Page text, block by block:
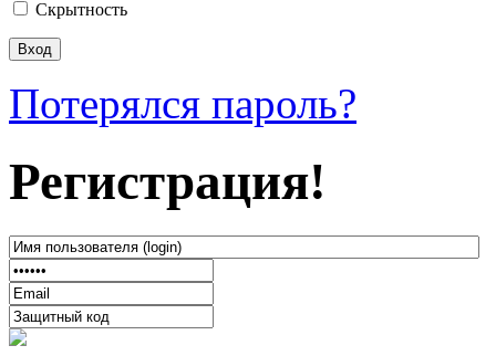
Скрытность
Потерялся пароль?
Регистрация!